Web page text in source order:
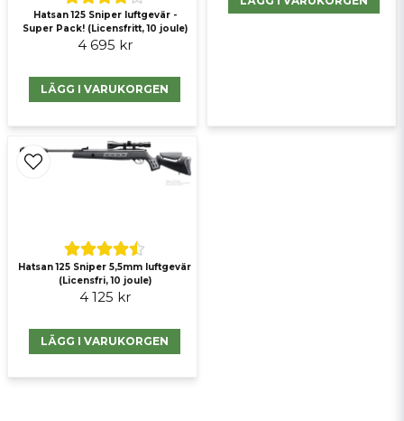
Skicka fråga
Hatsan 125 Sniper luftgevär -
Super Pack! (Licensfritt, 10 joule)
4 695 kr
LÄGG I VARUKORGEN
Hatsan 125 Sniper 5,5mm luftgevär
(Licensfri, 10 joule)
4 125 kr
LÄGG I VARUKORGEN